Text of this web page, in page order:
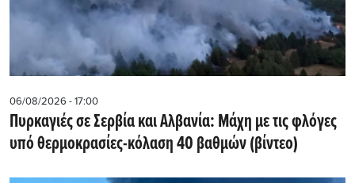
06/08/2026 - 17:00
Πυρκαγιές σε Σερβία και Αλβανία: Μάχη με τις φλόγες
υπό θερμοκρασίες-κόλαση 40 βαθμών (βίντεο)